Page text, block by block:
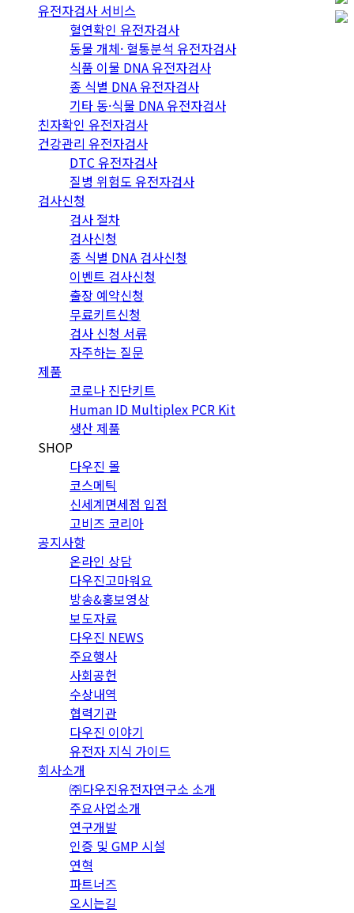
유전자검사 서비스
혈연확인 유전자검사
동물 개체· 혈통분석 유전자검사
식품 이물 DNA 유전자검사
종 식별 DNA 유전자검사
기타 동·식물 DNA 유전자검사
친자확인 유전자검사
건강관리 유전자검사
DTC 유전자검사
질병 위험도 유전자검사
검사신청
검사 절차
검사신청
종 식별 DNA 검사신청
이벤트 검사신청
출장 예약신청
무료키트신청
검사 신청 서류
자주하는 질문
제품
코로나 진단키트
Human ID Multiplex PCR Kit
생산 제품
SHOP
다우진 몰
코스메틱
신세계면세점 입점
고비즈 코리아
공지사항
온라인 상담
다우진고마워요
방송&홍보영상
보도자료
다우진 NEWS
주요행사
사회공헌
수상내역
협력기관
다우진 이야기
유전자 지식 가이드
회사소개
㈜다우진유전자연구소 소개
주요사업소개
연구개발
인증 및 GMP 시설
연혁
파트너즈
오시는길